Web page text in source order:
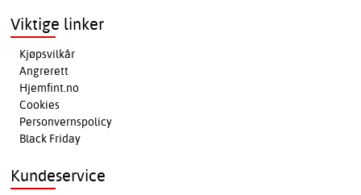
Viktige linker
Kjøpsvilkår
Angrerett
Hjemfint.no
Cookies
Personvernspolicy
Black Friday
Kundeservice